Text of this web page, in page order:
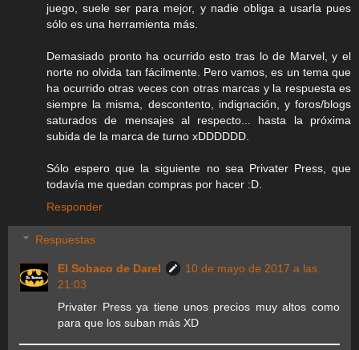
juego, suele ser para mejor, y nadie obliga a usarla pues
sólo es una herramienta más.
Demasiado pronto ha ocurrido esto tras lo de Marvel, y el
norte no olvida tan fácilmente. Pero vamos, es un tema que
ha ocurrido otras veces con otras marcas y la respuesta es
siempre la misma, descontento, indignación, y foros/blogs
saturados de mensajes al respecto... hasta la próxima
subida de la marca de turno xDDDDDD.
Sólo espero que la siguiente no sea Privater Press, que
todavía me quedan compras por hacer :D.
Responder
Respuestas
El Sobaco de Darel
10 de mayo de 2017 a las
21:03
Privater Press ya tiene unos precios muy altos como
para que los suban más XD